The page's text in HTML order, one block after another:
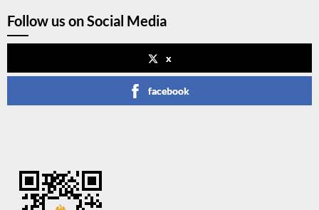
Follow us on Social Media
x
facebook